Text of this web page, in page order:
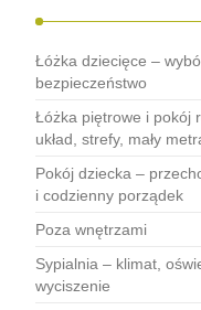
Łóżka dziecięce –
bezpieczeństwo
Łóżka piętrowe i pokój
układ, strefy, mały
Pokój dziecka –
i codzienny porządek
Poza wnętrzami
Sypialnia – klimat,
wyciszenie